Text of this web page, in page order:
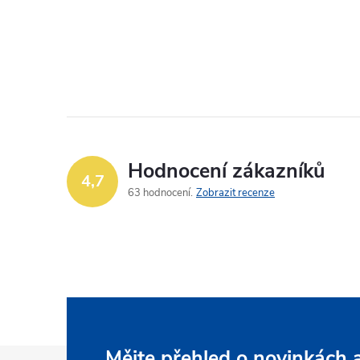
4,7 Hodnocení zákazníků
63 hodnocení Zobrazit recenze